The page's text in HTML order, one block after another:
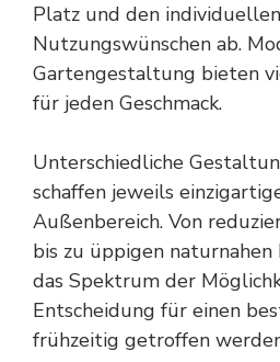
Platz und den individuellen
Nutzungswünschen ab.
Gartengestaltung bieten
für jeden Geschmack.
Unterschiedliche
schaffen jeweils
Außenbereich. Von
bis zu üppigen naturnahen
das Spektrum der
Entscheidung für einen
frühzeitig getroffen